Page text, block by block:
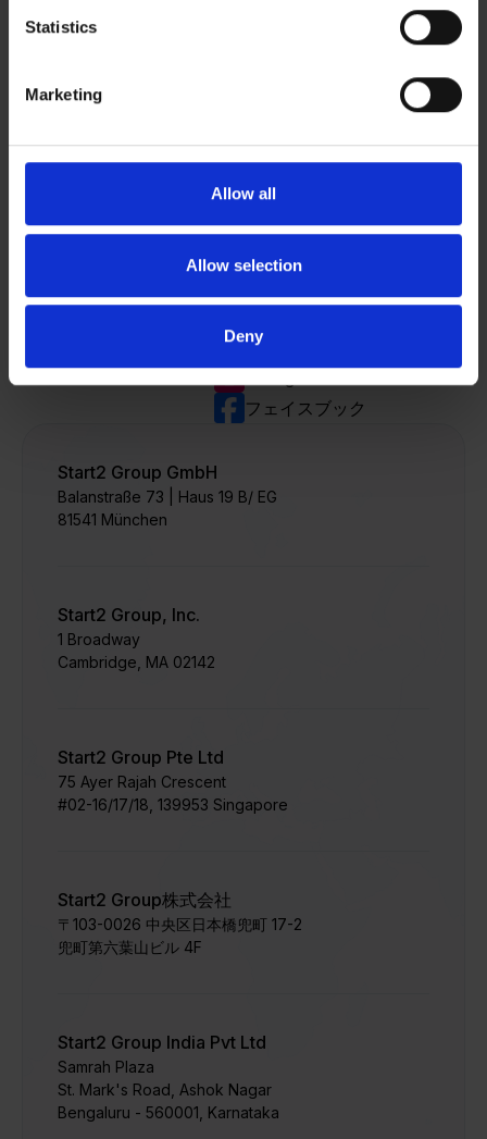
Statistics
Marketing
Allow all
Allow selection
Deny
スレターに登録
ログラムやグロ
ーバルイベント
ュースをメール
求人情報
Contact Us
プライバシーポリシー
SNS
LinkedIn
フェイスブック
Start2 Group GmbH
Balanstraße 73 | Haus 19 B/ EG
81541 München
Start2 Group, Inc.
1 Broadway
Cambridge, MA 02142
Start2 Group Pte Ltd
75 Ayer Rajah Crescent
#02-16/17/18, 139953 Singapore
Start2 Group株式会社
〒103-0026 中央区日本橋兜町 17-2
兜町第六葉山ビル 4F
Start2 Group India Pvt Ltd
Samrah Plaza
St. Mark's Road, Ashok Nagar
Bengaluru - 560001, Karnataka